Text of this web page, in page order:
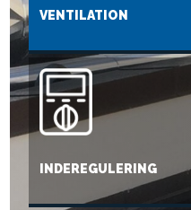
VENTILATION
INDEREGULERING